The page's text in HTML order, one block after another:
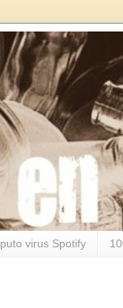
virus Spotify